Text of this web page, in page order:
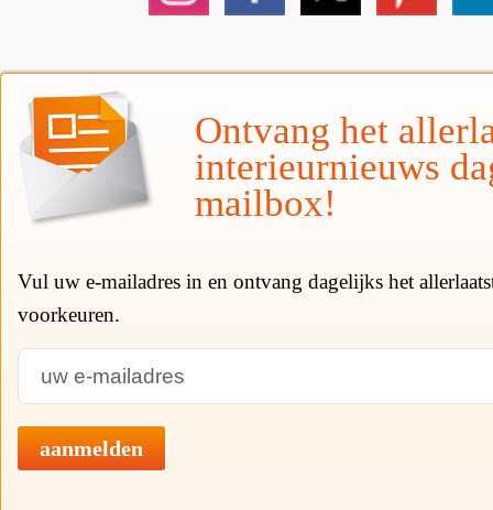
Ontvang het
interieurnieuws
mailbox!
Vul uw e-mailadres in en ontvang dagelijks het
voorkeuren.
aanmelden